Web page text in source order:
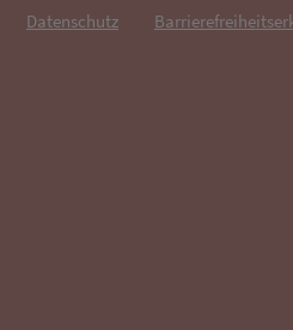
Datenschutz